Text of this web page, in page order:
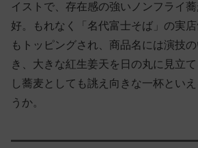
イストで、存在感の強いノンフライ
好。もれなく「名代富士そば」の実
もトッピングされ、商品名には演技
き、大きな紅生姜天を日の丸に見立
し蕎麦としても誂え向きな一杯とい
うか。